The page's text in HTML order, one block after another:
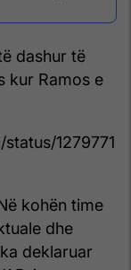
dashur të
kur Ramos e
1279771
kohën time
dhe
deklaruar